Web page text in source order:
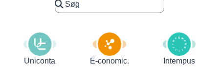
Uniconta E-conomic. Intempus